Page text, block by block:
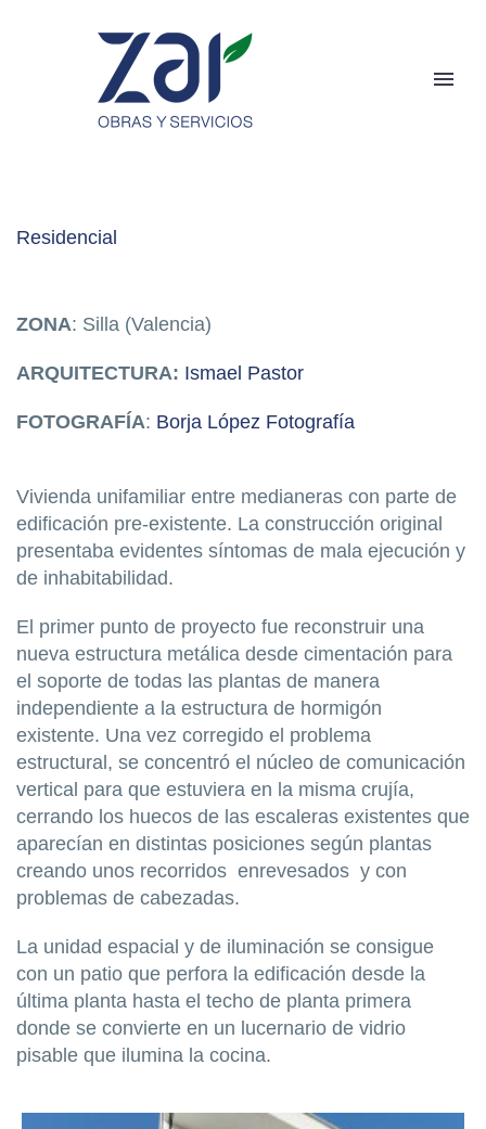
Residencial
ZONA: Silla (Valencia)
ARQUITECTURA: Ismael Pastor
FOTOGRAFÍA: Borja López Fotografía
Vivienda unifamiliar entre medianeras con parte de
edificación pre-existente. La construcción original
presentaba evidentes síntomas de mala ejecución y
de inhabitabilidad.
El primer punto de proyecto fue reconstruir una
nueva estructura metálica desde cimentación para
el soporte de todas las plantas de manera
independiente a la estructura de hormigón
existente. Una vez corregido el problema
estructural, se concentró el núcleo de comunicación
vertical para que estuviera en la misma crujía,
cerrando los huecos de las escaleras existentes que
aparecían en distintas posiciones según plantas
creando unos recorridos enrevesados y con
problemas de cabezadas.
La unidad espacial y de iluminación se consigue
con un patio que perfora la edificación desde la
última planta hasta el techo de planta primera
donde se convierte en un lucernario de vidrio
pisable que ilumina la cocina.